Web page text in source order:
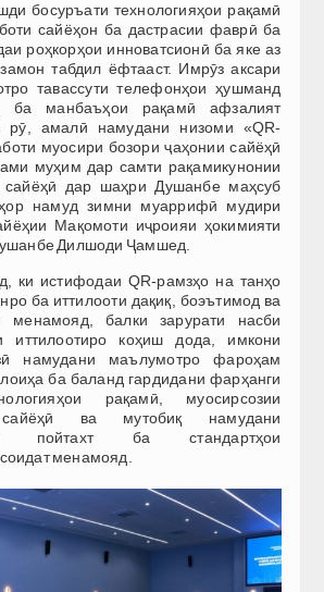
босуръати технологияҳои рақамӣ
сайёҳон ба дастрасии фаврӣ ба
роҳкорҳои инноватсионӣ ба яке аз
табдил ёфтааст. Имрӯз аксари
тавассути телефонҳои ҳушманд
ба манбаъҳои рақамӣ афзалият
рӯ, амалӣ намудани низоми «QR-
муосири бозори ҷаҳонии сайёҳӣ
муҳим дар самти рақамикунонии
сайёҳӣ дар шаҳри Душанбе маҳсуб
намуд зимни муаррифӣ мудири
Мақомоти иҷроияи ҳокимияти
Дилшоди Ҷамшед.
ки истифодаи QR-рамзҳо на танҳо
ба иттилооти дақиқ, боэътимод ва
менамояд, балки зарурати насби
иттилоотиро коҳиш дода, имкони
намудани маълумотро фароҳам
ба баланд гардидани фарҳанги
рақамӣ, муосирсозии
сайёҳӣ ва мутобиқ намудани
пойтахт ба стандартҳои
менамояд.